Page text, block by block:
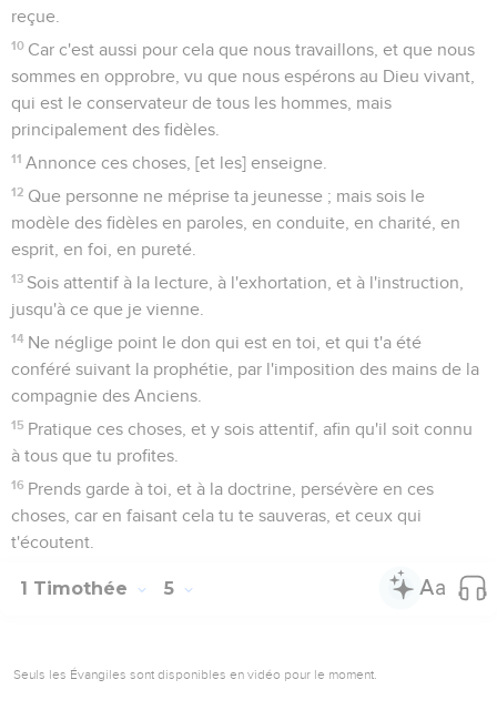
reçue.
10 Car c'est aussi pour cela que nous travaillons, et que nous
sommes en opprobre, vu que nous espérons au Dieu vivant,
qui est le conservateur de tous les hommes, mais
principalement des fidèles.
11 Annonce ces choses, [et les] enseigne.
12 Que personne ne méprise ta jeunesse ; mais sois le
modèle des fidèles en paroles, en conduite, en charité, en
esprit, en foi, en pureté.
13 Sois attentif à la lecture, à l'exhortation, et à l'instruction,
jusqu'à ce que je vienne.
14 Ne néglige point le don qui est en toi, et qui t'a été
conféré suivant la prophétie, par l'imposition des mains de la
compagnie des Anciens.
15 Pratique ces choses, et y sois attentif, afin qu'il soit connu
à tous que tu profites.
16 Prends garde à toi, et à la doctrine, persévère en ces
choses, car en faisant cela tu te sauveras, et ceux qui
t'écoutent.
1 Timothée 5
Seuls les Évangiles sont disponibles en vidéo pour le moment.